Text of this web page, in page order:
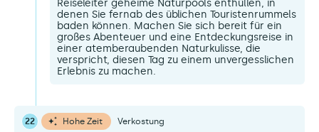
Reiseleiter geheime Naturpools enthüllen, in
denen Sie fernab des üblichen Touristenrummels
baden können. Machen Sie sich bereit für ein
großes Abenteuer und eine Entdeckungsreise in
einer atemberaubenden Naturkulisse, die
verspricht, diesen Tag zu einem unvergesslichen
Erlebnis zu machen.
22 Hohe Zeit Verkostung